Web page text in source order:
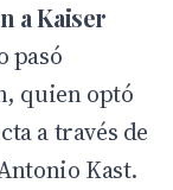
a Kaiser
pasó
quien optó
a través de
Kast.